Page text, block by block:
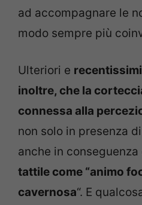
ad accompagnare le
modo sempre più
Ulteriori e
inoltre, che la
connessa alla
non solo in presenza
anche in conseguenza
tattile come “animo
cavernosa“. E